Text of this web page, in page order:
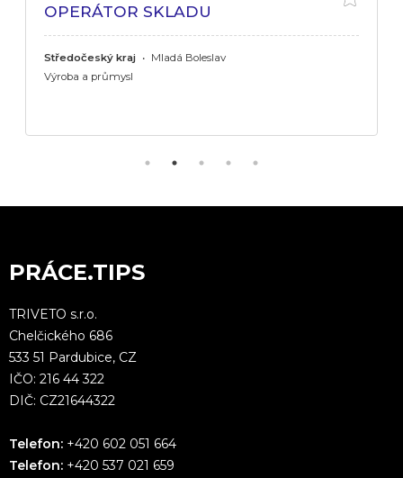
OPERÁTOR SKLADU
Středočeský kraj • Mladá Boleslav
Výroba a průmysl
PRÁCE.TIPS
TRIVETO s.r.o.
Chelčického 686
533 51 Pardubice, CZ
IČO: 216 44 322
DIČ: CZ21644322
Telefon: +420 602 051 664
Telefon: +420 537 021 659